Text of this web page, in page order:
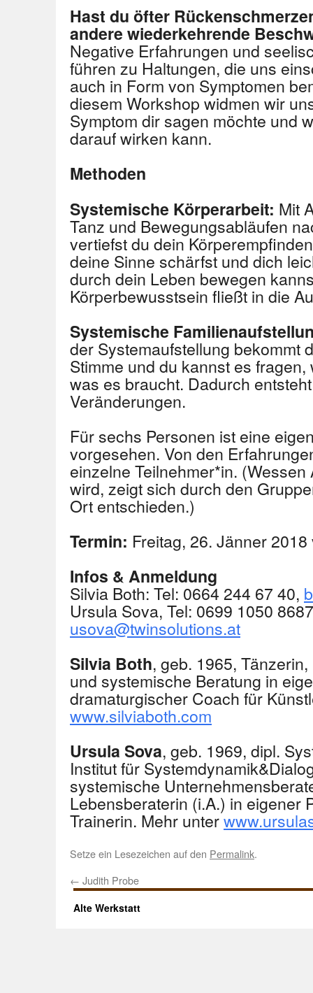
Hast du öfter
andere wiederkehrende
Negative Erfahrungen und
führen zu Haltungen, die uns
auch in Form von Symptomen
diesem Workshop widmen wir
Symptom dir sagen möchte und
darauf wirken kann.
Methoden
Systemische Körperarbeit: Mit
Tanz und Bewegungsabläufen
vertiefst du dein
deine Sinne schärfst und dich
durch dein Leben bewegen
Körperbewusstsein fließt in die
Systemische
der Systemaufstellung bekommt
Stimme und du kannst es
was es braucht. Dadurch
Veränderungen.
Für sechs Personen ist eine
vorgesehen. Von den
einzelne Teilnehmer*in.
wird, zeigt sich durch den
Ort entschieden.)
Termin: Freitag, 26. Jänner
Infos & Anmeldung
Silvia Both: Tel: 0664 244 67 40,
Ursula Sova, Tel: 0699 1050
usova@twinsolutions.at
Silvia Both, geb. 1965,
und systemische Beratung in
dramaturgischer Coach für
www.silviaboth.com
Ursula Sova, geb. 1969, dipl.
Institut für
systemische
Lebensberaterin (i.A.) in eigener
Trainerin. Mehr unter
Setze ein Lesezeichen auf den Permalink.
← Judith Probe
Alte Werkstatt